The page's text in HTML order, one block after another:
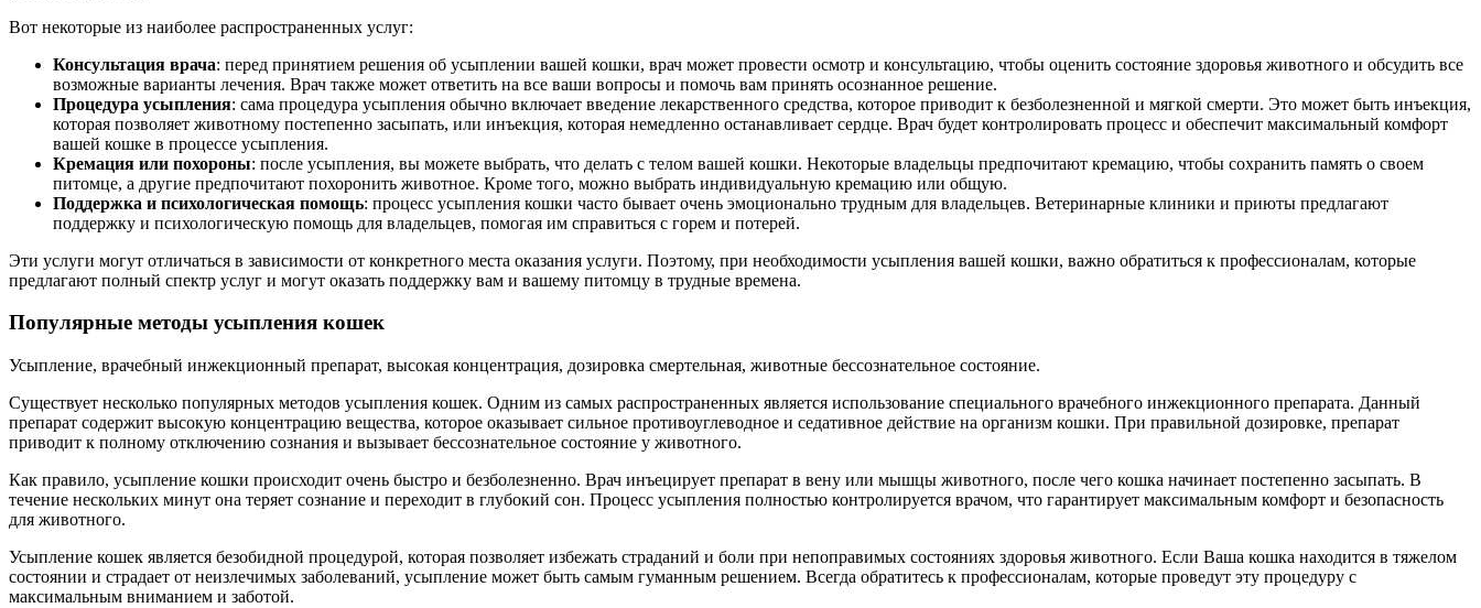
Вот некоторые из наиболее распространенных услуг:
Консультация врача: перед принятием решения об усыплении вашей кошки, врач может провести осмотр и консультацию, чтобы оценить состояние здоровья животного и обсудить все
возможные варианты лечения. Врач также может ответить на все ваши вопросы и помочь вам принять осознанное решение.
Процедура усыпления: сама процедура усыпления обычно включает введение лекарственного средства, которое приводит к безболезненной и мягкой смерти. Это может быть инъекция,
которая позволяет животному постепенно засыпать, или инъекция, которая немедленно останавливает сердце. Врач будет контролировать процесс и обеспечит максимальный комфорт
вашей кошке в процессе усыпления.
Кремация или похороны: после усыпления, вы можете выбрать, что делать с телом вашей кошки. Некоторые владельцы предпочитают кремацию, чтобы сохранить память о своем
питомце, а другие предпочитают похоронить животное. Кроме того, можно выбрать индивидуальную кремацию или общую.
Поддержка и психологическая помощь: процесс усыпления кошки часто бывает очень эмоционально трудным для владельцев. Ветеринарные клиники и приюты предлагают
поддержку и психологическую помощь для владельцев, помогая им справиться с горем и потерей.
Эти услуги могут отличаться в зависимости от конкретного места оказания услуги. Поэтому, при необходимости усыпления вашей кошки, важно обратиться к профессионалам, которые
предлагают полный спектр услуг и могут оказать поддержку вам и вашему питомцу в трудные времена.
Популярные методы усыпления кошек
Усыпление, врачебный инжекционный препарат, высокая концентрация, дозировка смертельная, животные бессознательное состояние.
Существует несколько популярных методов усыпления кошек. Одним из самых распространенных является использование специального врачебного инжекционного препарата. Данный
препарат содержит высокую концентрацию вещества, которое оказывает сильное противоуглеводное и седативное действие на организм кошки. При правильной дозировке, препарат
приводит к полному отключению сознания и вызывает бессознательное состояние у животного.
Как правило, усыпление кошки происходит очень быстро и безболезненно. Врач инъецирует препарат в вену или мышцы животного, после чего кошка начинает постепенно засыпать. В
течение нескольких минут она теряет сознание и переходит в глубокий сон. Процесс усыпления полностью контролируется врачом, что гарантирует максимальным комфорт и безопасность
для животного.
Усыпление кошек является безобидной процедурой, которая позволяет избежать страданий и боли при непоправимых состояниях здоровья животного. Если Ваша кошка находится в тяжелом
состоянии и страдает от неизлечимых заболеваний, усыпление может быть самым гуманным решением. Всегда обратитесь к профессионалам, которые проведут эту процедуру с
максимальным вниманием и заботой.